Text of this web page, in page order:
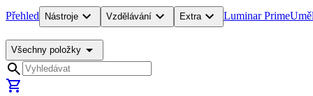
Přehled Nástroje expand_more Vzdělávání expand_more Extraexpand_more Luminar Prime
Všechny položky arrow_drop_down
search
shopping_cart